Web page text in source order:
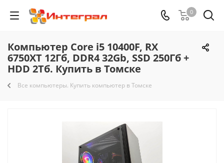
0
Компьютер Core i5 10400F, RX
6750XT 12Гб, DDR4 32Gb, SSD 250Гб +
HDD 2Тб. Купить в Томске
Все компьютеры. Купить компьютер в Томске